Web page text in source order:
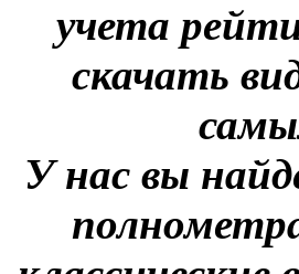
учета
скачать
У нас вы